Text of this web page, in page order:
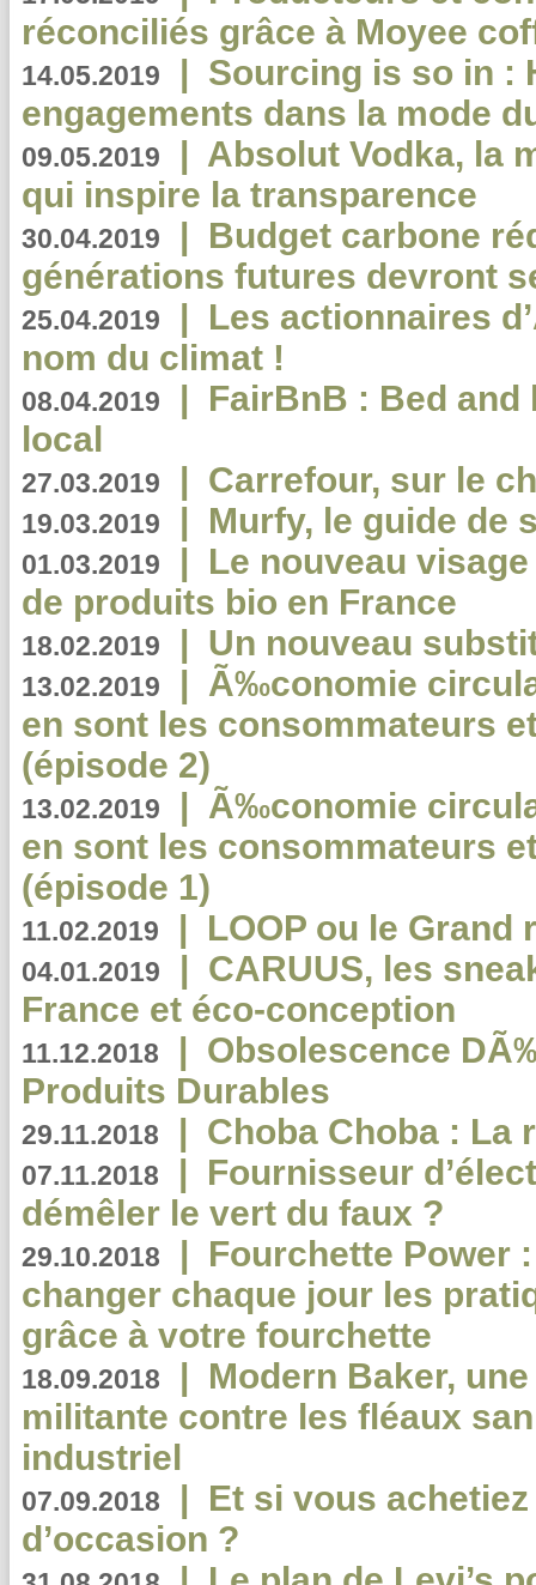
réconciliés grâce à Moyee
14.05.2019 | Sourcing is so in :
engagements dans la mode
09.05.2019 | Absolut Vodka, la
qui inspire la transparence
30.04.2019 | Budget carbone
générations futures devront
25.04.2019 | Les actionnaires
nom du climat !
08.04.2019 | FairBnB : Bed
local
27.03.2019 | Carrefour, sur le
19.03.2019 | Murfy, le guide de
01.03.2019 | Le nouveau
de produits bio en France
18.02.2019 | Un nouveau
13.02.2019 | Ã‰conomie
en sont les consommateurs
(épisode 2)
13.02.2019 | Ã‰conomie
en sont les consommateurs
(épisode 1)
11.02.2019 | LOOP ou le Grand
04.01.2019 | CARUUS, les
France et éco-conception
11.12.2018 | Obsolescence
Produits Durables
29.11.2018 | Choba Choba : La
07.11.2018 | Fournisseur
démêler le vert du faux ?
29.10.2018 | Fourchette Power
changer chaque jour les
grâce à votre fourchette
18.09.2018 | Modern Baker,
militante contre les fléaux
industriel
07.09.2018 | Et si vous
d’occasion ?